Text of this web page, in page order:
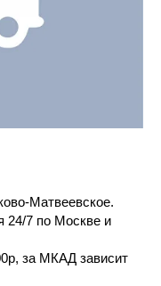
Матвеевское.
24/7 по Москве и
за МКАД зависит